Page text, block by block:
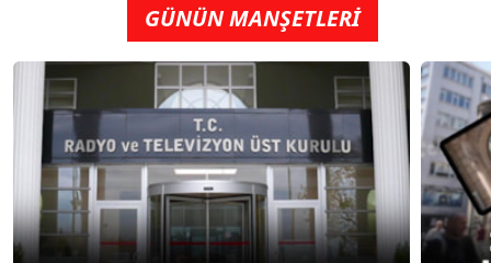
GÜNÜN MANŞETLERİ